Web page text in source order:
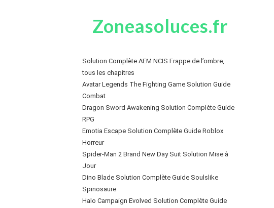
Zoneasoluces.fr
Solution Complète AEM NCIS Frappe de l’ombre,
tous les chapitres
Avatar Legends The Fighting Game Solution Guide
Combat
Dragon Sword Awakening Solution Complète Guide
RPG
Emotia Escape Solution Complète Guide Roblox
Horreur
Spider-Man 2 Brand New Day Suit Solution Mise à
Jour
Dino Blade Solution Complète Guide Soulslike
Spinosaure
Halo Campaign Evolved Solution Complète Guide